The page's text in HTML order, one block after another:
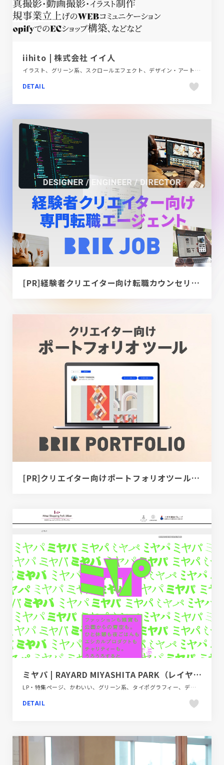
iihito | 株式会社 イイ人
イラスト、グリーン系、スクロールエフェクト、デザイン・アート・音楽・文芸、ポップ、ポートフォリオ
DETAIL
[PR]経験者クリエイター向け転職カウンセリング｜デザイナー / ディレクター / エンジニア
[PR]クリエイター向けポートフォリオツール｜BRIK PORTFOLIO
ミヤパ | RAYARD MIYASHITA PARK（レイヤードミヤシタパーク）
LP・特集ページ、かわいい、グリーン系、タイポグラフィー、デザイン・アート・音楽・文芸、ピンク系、ポップ、モーション多め、商業施設・レジャー
DETAIL